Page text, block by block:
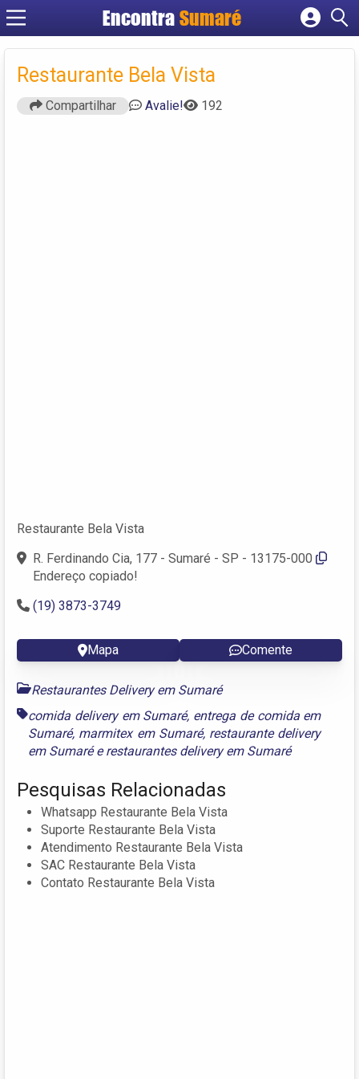
Encontra Sumaré
Cadastrar empresa
Criar conta
Restaurante Bela Vista
Compartilhar Avalie! 192
Restaurante Bela Vista
R. Ferdinando Cia, 177 - Sumaré - SP - 13175-000
Endereço copiado!
(19) 3873-3749
Mapa Comente
Restaurantes Delivery em Sumaré
comida delivery em Sumaré, entrega de comida em
Sumaré, marmitex em Sumaré, restaurante delivery
em Sumaréerestaurantes delivery em Sumaré
Pesquisas Relacionadas
Whatsapp Restaurante Bela Vista
Suporte Restaurante Bela Vista
Atendimento Restaurante Bela Vista
SAC Restaurante Bela Vista
Contato Restaurante Bela Vista